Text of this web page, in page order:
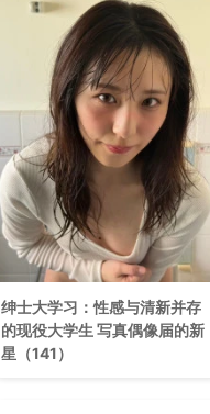
绅士大学习：性感与清新并存
的现役大学生 写真偶像届的新
星（141）